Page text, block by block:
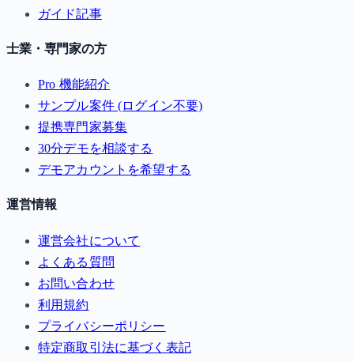
ガイド記事
士業・専門家の方
Pro 機能紹介
サンプル案件 (ログイン不要)
提携専門家募集
30分デモを相談する
デモアカウントを希望する
運営情報
運営会社について
よくある質問
お問い合わせ
利用規約
プライバシーポリシー
特定商取引法に基づく表記